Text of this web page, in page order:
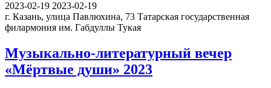
2023-02-19 2023-02-19
г. Казань, улица Павлюхина, 73 Татарская государственная
филармония им. Габдуллы Тукая
Музыкально-литературный вечер
«Мёртвые души» 2023